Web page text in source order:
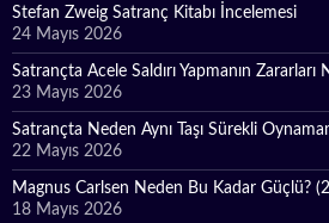
Stefan Zweig Satranç Kitabı İncelemesi
24 Mayıs 2026
Satrançta Acele Saldırı Yapmanın Zararları
23 Mayıs 2026
Satrançta Neden Aynı Taşı Sürekli
22 Mayıs 2026
Magnus Carlsen Neden Bu Kadar Güçlü?
18 Mayıs 2026